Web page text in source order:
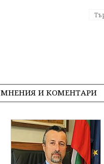
МНЕНИЯ И КОМЕНТАРИ